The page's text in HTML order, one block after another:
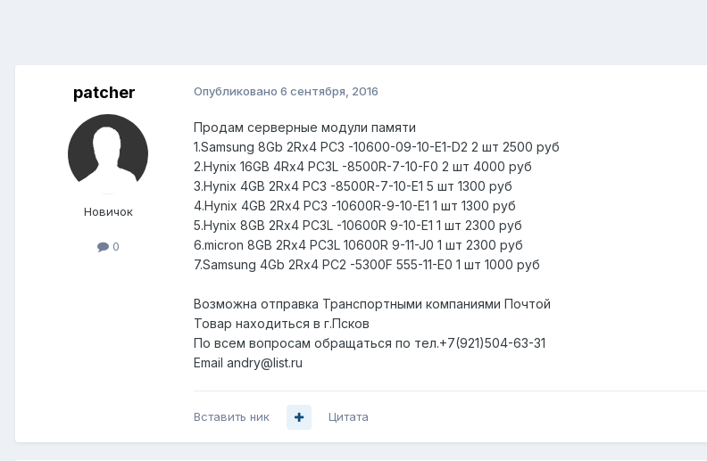
patcher
Новичок
0
Опубликовано 6 сентября, 2016
Продам серверные модули памяти
1.Samsung 8Gb 2Rx4 PC3 -10600-09-10-E1-D2 2 шт 2500 руб
2.Hynix 16GB 4Rx4 PC3L -8500R-7-10-F0 2 шт 4000 руб
3.Hynix 4GB 2Rx4 PC3 -8500R-7-10-E1 5 шт 1300 руб
4.Hynix 4GB 2Rx4 PC3 -10600R-9-10-E1 1 шт 1300 руб
5.Hynix 8GB 2Rx4 PC3L -10600R 9-10-E1 1 шт 2300 руб
6.micron 8GB 2Rx4 PC3L 10600R 9-11-J0 1 шт 2300 руб
7.Samsung 4Gb 2Rx4 PC2 -5300F 555-11-E0 1 шт 1000 руб
Возможна отправка Транспортными компаниями Почтой
Товар находиться в г.Псков
По всем вопросам обращаться по тел.+7(921)504-63-31
Email andry@list.ru
Вставить ник Цитата